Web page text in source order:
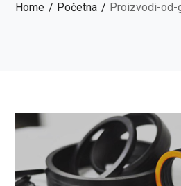
Home Početna Proizvodi-od-